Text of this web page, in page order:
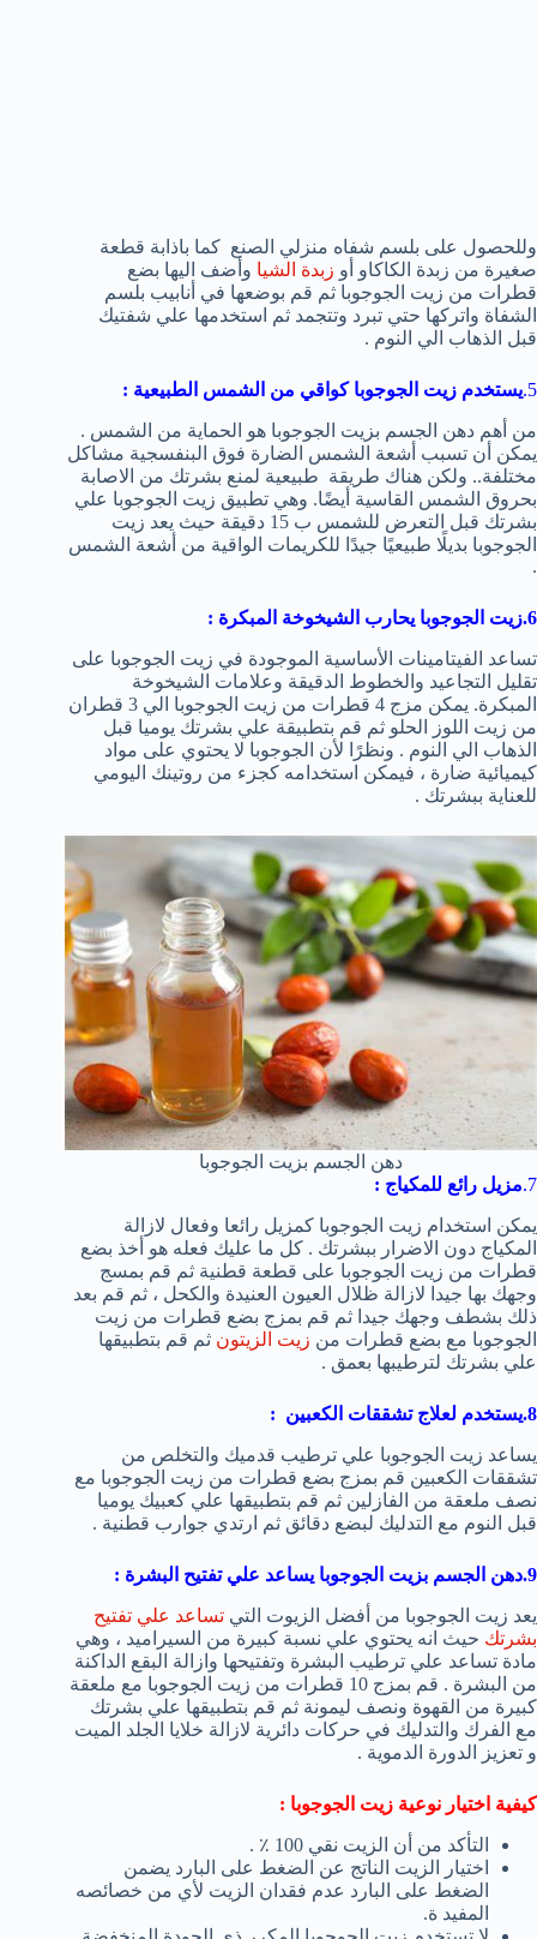
وللحصول على بلسم شفاه منزلي الصنع كما باذابة قطعة
صغيرة من زبدة الكاكاو أو زبدة الشيا وأضف اليها بضع
قطرات من زيت الجوجوبا ثم قم بوضعها في أنابيب بلسم
الشفاة واتركها حتي تبرد وتتجمد ثم استخدمها علي شفتيك
قبل الذهاب الي النوم .
5. يستخدم زيت الجوجوبا كواقي من الشمس الطبيعية :
من أهم دهن الجسم بزيت الجوجوبا هو الحماية من الشمس .
يمكن أن تسبب أشعة الشمس الضارة فوق البنفسجية مشاكل
مختلفة.. ولكن هناك طريقة طبيعية لمنع بشرتك من الاصابة
بحروق الشمس القاسية أيضًا. وهي تطبيق زيت الجوجوبا علي
بشرتك قبل التعرض للشمس ب 15 دقيقة حيث يعد زيت
الجوجوبا بديلًا طبيعيًا جيدًا للكريمات الواقية من أشعة الشمس
.
6.زيت الجوجوبا يحارب الشيخوخة المبكرة
:
تساعد الفيتامينات الأساسية الموجودة في زيت الجوجوبا على
تقليل التجاعيد والخطوط الدقيقة وعلامات الشيخوخة
المبكرة. يمكن مزج 4 قطرات من زيت الجوجوبا الي 3 قطران
من زيت اللوز الحلو ثم قم بتطبيقة علي بشرتك يوميا قبل
الذهاب الي النوم . ونظرًا لأن الجوجوبا لا يحتوي على مواد
كيميائية ضارة ، فيمكن استخدامه كجزء من روتينك اليومي
للعناية ببشرتك .
دهن الجسم بزيت الجوجوبا
7. مزيل رائع للمكياج :
يمكن استخدام زيت الجوجوبا كمزيل رائعا وفعال لازالة
المكياج دون الاضرار ببشرتك . كل ما عليك فعله هو أخذ بضع
قطرات من زيت الجوجوبا على قطعة قطنية ثم قم بمسج
وجهك بها جيدا لازالة ظلال العيون العنيدة والكحل ، ثم قم بعد
ذلك بشطف وجهك جيدا ثم قم بمزج بضع قطرات من زيت
الجوجوبا مع بضع قطرات من زيت الزيتون ثم قم بتطبيقها
علي بشرتك لترطيبها بعمق .
8.يستخدم لعلاج تشققات الكعبين :
يساعد زيت الجوجوبا علي ترطيب قدميك والتخلص من
تشققات الكعبين قم بمزج بضع قطرات من زيت الجوجوبا مع
نصف ملعقة من الفازلين ثم قم بتطبيقها علي كعبيك يوميا
قبل النوم مع التدليك لبضع دقائق ثم ارتدي جوارب قطنية .
9.دهن الجسم بزيت الجوجوبا يساعد علي تفتيح البشرة :
يعد زيت الجوجوبا من أفضل الزيوت التي تساعد علي تفتيح
بشرتك حيث انه يحتوي علي نسبة كبيرة من السيراميد ، وهي
مادة تساعد علي ترطيب البشرة وتفتيحها وازالة البقع الداكنة
من البشرة . قم بمزج 10 قطرات من زيت الجوجوبا مع ملعقة
كبيرة من القهوة ونصف ليمونة ثم قم بتطبيقها علي بشرتك
مع الفرك والتدليك في حركات دائرية لازالة خلايا الجلد الميت
و تعزيز الدورة الدموية .
كيفية اختيار نوعية زيت الجوجوبا :
التأكد من أن الزيت نقي 100 ٪ .
اختيار الزيت الناتج عن الضغط على البارد يضمن
الضغط على البارد عدم فقدان الزيت لأي من خصائصه
المفيد ة.